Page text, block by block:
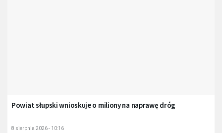
Powiat słupski wnioskuje o miliony na naprawę dróg
8 sierpnia 2026 - 10:16